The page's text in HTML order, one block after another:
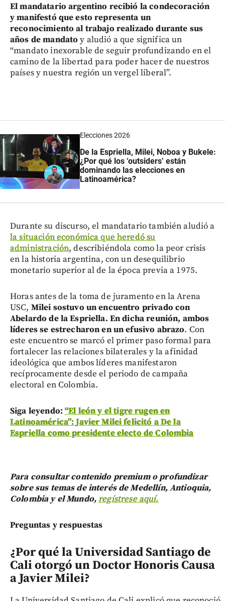
El mandatario argentino recibió la condecoración
y manifestó que esto representa un
reconocimiento al trabajo realizado durante sus
años de mandato y aludió a que significa un
“mandato inexorable de seguir profundizando en el
camino de la libertad para poder hacer de nuestros
países y nuestra región un vergel liberal”.
Elecciones 2026
De la Espriella, Milei, Noboa y Bukele:
¿Por qué los ‘outsiders’ están
dominando las elecciones en
Latinoamérica?
Durante su discurso, el mandatario también aludió a
la situación económica que heredó su
administración, describiéndola como la peor crisis
en la historia argentina, con un desequilibrio
monetario superior al de la época previa a 1975.
Horas antes de la toma de juramento en la Arena
USC, Milei sostuvo un encuentro privado con
Abelardo de la Espriella. En dicha reunión, ambos
líderes se estrecharon en un efusivo abrazo. Con
este encuentro se marcó el primer paso formal para
fortalecer las relaciones bilaterales y la afinidad
ideológica que ambos líderes manifestaron
recíprocamente desde el periodo de campaña
electoral en Colombia.
Siga leyendo:“El león y el tigre rugen en
Latinoamérica”: Javier Milei felicitó a De la
Espriella como presidente electo de Colombia
Para consultar contenido premium o profundizar
sobre sus temas de interés de Medellín, Antioquia,
Colombia y el Mundo,regístrese aquí.
Preguntas y respuestas
¿Por qué la Universidad Santiago de
Cali otorgó un Doctor Honoris Causa
a Javier Milei?